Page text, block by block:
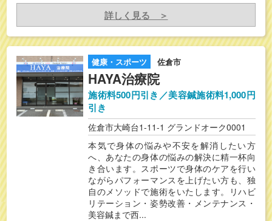
詳しく見る ＞
健康・スポーツ 佐倉市
HAYA治療院
施術料500円引き／美容鍼施術料1,000円
引き
佐倉市大崎台1-11-1 グランドオーク0001
本気で身体の悩みや不安を解消したい方
へ、あなたの身体の悩みの解決に精一杯向
き合います。スポーツで身体のケアを行い
ながらパフォーマンスを上げたい方も、独
自のメソッドで施術をいたします。リハビ
リテーション・姿勢改善・メンテナンス・
美容鍼まで西...